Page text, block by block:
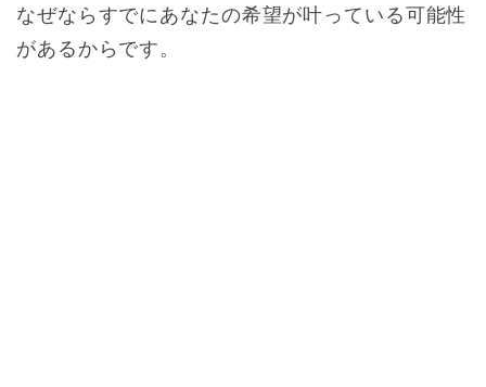
なぜならすでにあなたの希望が叶っている可能性
があるからです。